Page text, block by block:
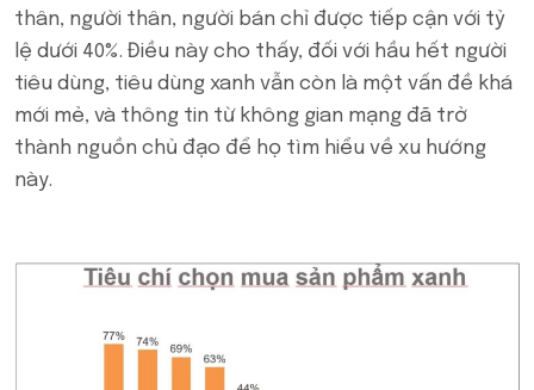
thân, người thân, người bán chỉ được tiếp cận với tỷ
lệ dưới 40%. Điều này cho thấy, đối với hầu hết người
tiêu dùng, tiêu dùng xanh vẫn còn là một vấn đề khá
mới mẻ, và thông tin từ không gian mạng đã trở
thành nguồn chủ đạo để họ tìm hiểu về xu hướng
này.